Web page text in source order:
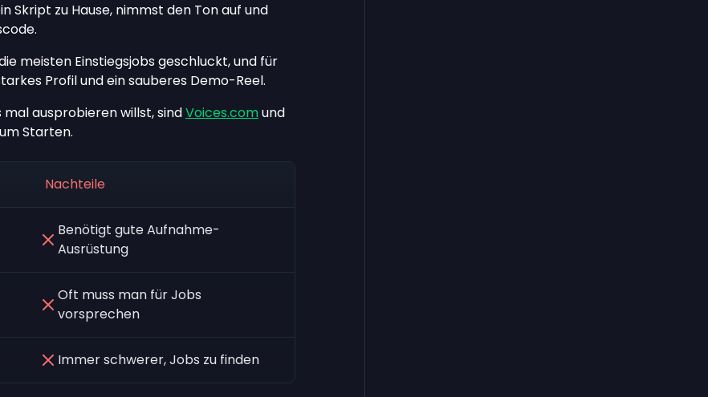
Skript zu Hause, nimmst den Ton auf und
meisten Einstiegsjobs geschluckt, und für
Profil und ein sauberes Demo-Reel.
ausprobieren willst, sindVoices.comund
Starten.
Nachteile
Benötigt gute Aufnahme-
Ausrüstung
Oft muss man für Jobs
vorsprechen
Immer schwerer, Jobs zu finden